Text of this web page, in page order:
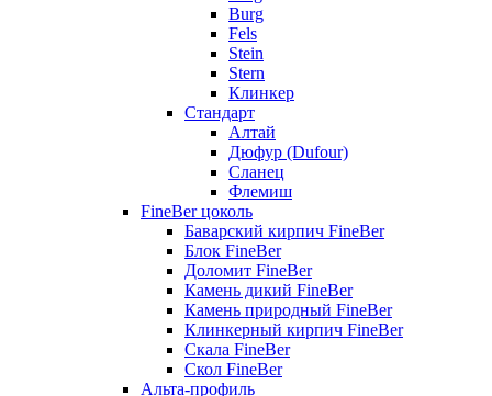
Burg
Fels
Stein
Stern
Клинкер
Стандарт
Алтай
Дюфур (Dufour)
Сланец
Флемиш
FineBer цоколь
Баварский кирпич FineBer
Блок FineBer
Доломит FineBer
Камень дикий FineBer
Камень природный FineBer
Клинкерный кирпич FineBer
Скала FineBer
Скол FineBer
Альта-профиль